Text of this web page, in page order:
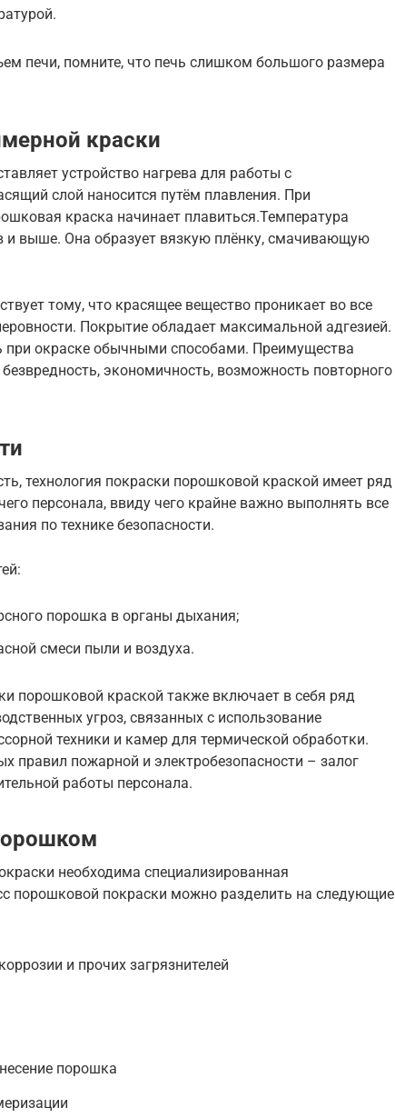
печи, помните, что печь слишком большого размера
краски
устройство нагрева для работы с
слой наносится путём плавления. При
краска начинает плавиться.Температура
и выше. Она образует вязкую плёнку, смачивающую
тому, что красящее вещество проникает во все
Покрытие обладает максимальной адгезией.
при окраске обычными способами. Преимущества
экономичность, возможность повторного
технология покраски порошковой краской имеет ряд
персонала, ввиду чего крайне важно выполнять все
по технике безопасности.
порошка в органы дыхания;
смеси пыли и воздуха.
порошковой краской также включает в себя ряд
угроз, связанных с использование
техники и камер для термической обработки.
правил пожарной и электробезопасности – залог
работы персонала.
необходима специализированная
порошковой покраски можно разделить на следующие
и прочих загрязнителей
порошка